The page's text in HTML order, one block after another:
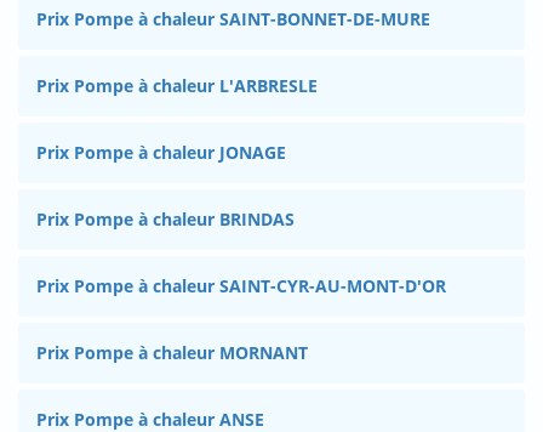
Prix Pompe à chaleur SAINT-BONNET-DE-MURE
Prix Pompe à chaleur L'ARBRESLE
Prix Pompe à chaleur JONAGE
Prix Pompe à chaleur BRINDAS
Prix Pompe à chaleur SAINT-CYR-AU-MONT-D'OR
Prix Pompe à chaleur MORNANT
Prix Pompe à chaleur ANSE